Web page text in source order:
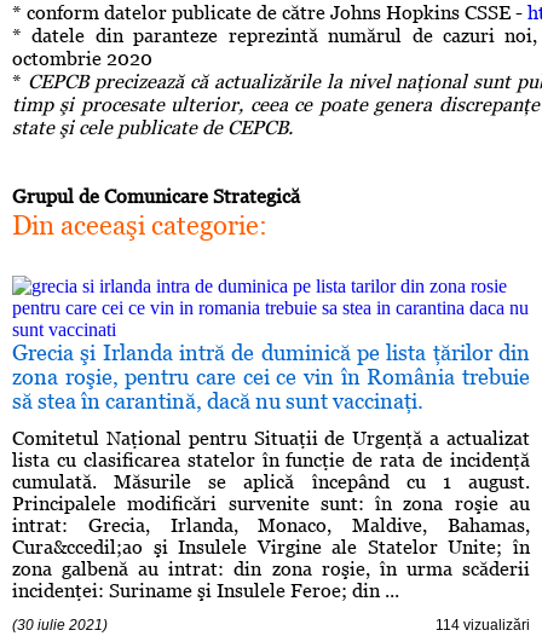
* conform datelor publicate de către Johns Hopkins CSSE -
* datele din paranteze reprezintă numărul de cazuri
octombrie 2020
* CEPCB precizează că actualizările la nivel naţional sunt
timp şi procesate ulterior, ceea ce poate genera
state şi cele publicate de CEPCB.
Grupul de Comunicare Strategică
Din aceeaşi categorie:
Grecia şi Irlanda intră de duminică pe lista ţărilor din
zona roşie, pentru care cei ce vin în România trebuie
să stea în carantină, dacă nu sunt vaccinaţi.
Comitetul Naţional pentru Situaţii de Urgenţă a actualizat
lista cu clasificarea statelor în funcţie de rata de incidenţă
cumulată. Măsurile se aplică începând cu 1 august.
Principalele modificări survenite sunt: în zona roşie au
intrat: Grecia, Irlanda, Monaco, Maldive, Bahamas,
Cura&ccedil;ao şi Insulele Virgine ale Statelor Unite; în
zona galbenă au intrat: din zona roşie, în urma scăderii
incidenţei: Suriname şi Insulele Feroe; din ...
(30 iulie 2021) 114 vizualizări